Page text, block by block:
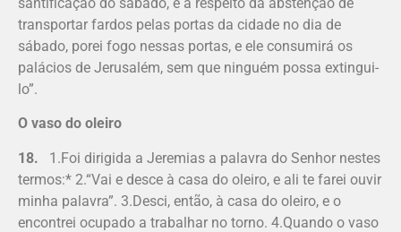
transportar fardos pelas portas da cidade no dia de
sábado, porei fogo nessas portas, e ele consumirá os
palácios de Jerusalém, sem que ninguém possa extingui-
lo”.
O vaso do oleiro
18. 1.Foi dirigida a Jeremias a palavra do Senhor nestes
termos:* 2.“Vai e desce à casa do oleiro, e ali te farei ouvir
minha palavra”. 3.Desci, então, à casa do oleiro, e o
encontrei ocupado a trabalhar no torno. 4.Quando o vaso